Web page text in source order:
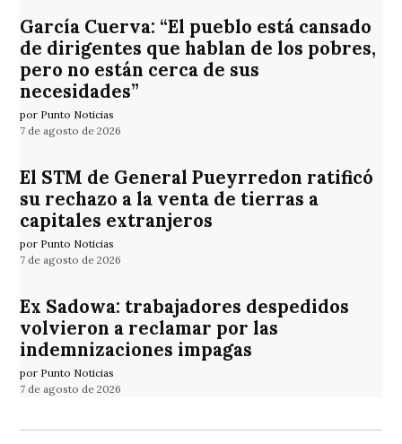
García Cuerva: “El pueblo está cansado
de dirigentes que hablan de los pobres,
pero no están cerca de sus
necesidades”
por Punto Noticias
7 de agosto de 2026
El STM de General Pueyrredon ratificó
su rechazo a la venta de tierras a
capitales extranjeros
por Punto Noticias
7 de agosto de 2026
Ex Sadowa: trabajadores despedidos
volvieron a reclamar por las
indemnizaciones impagas
por Punto Noticias
7 de agosto de 2026